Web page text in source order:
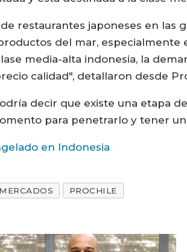
restaurantes japoneses en las
del mar, especialmente
media-alta indonesia, la
calidad", detallaron desde
decir que existe una etapa
para penetrarlo y tener
en Indonesia
MERCADOS PROCHILE